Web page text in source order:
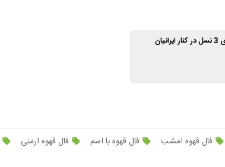
فال قهوه امشب فال قهوه با اسم فال قهوه ارمنی